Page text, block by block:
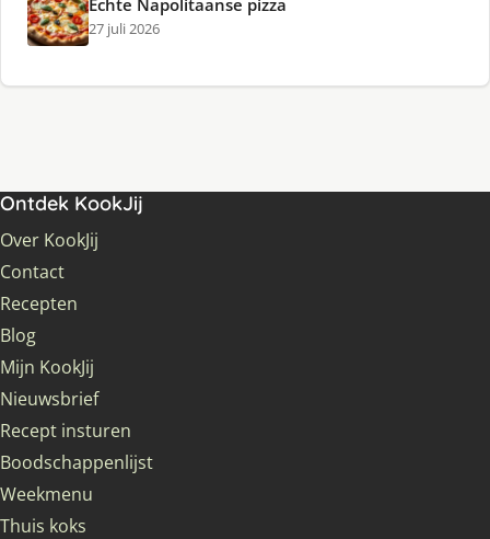
27 juli 2026
Ontdek KookJij
Over KookJij
Contact
Recepten
Blog
Mijn KookJij
Nieuwsbrief
Recept insturen
Boodschappenlijst
Weekmenu
Thuis koks